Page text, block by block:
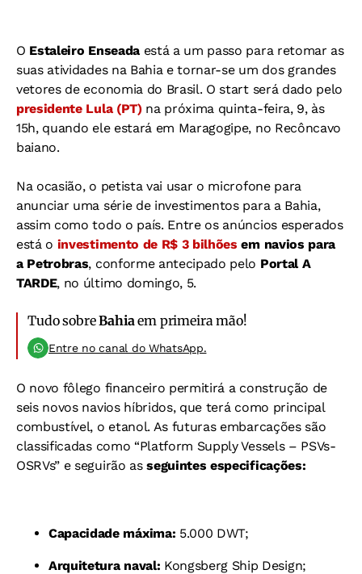
O Estaleiro Enseada está a um passo para retomar as
suas atividades na Bahia e tornar-se um dos grandes
vetores de economia do Brasil. O start será dado pelo
presidente Lula (PT)na próxima quinta-feira, 9, às
15h, quando ele estará em Maragogipe, no Recôncavo
baiano.
Na ocasião, o petista vai usar o microfone para
anunciar uma série de investimentos para a Bahia,
assim como todo o país. Entre os anúncios esperados
está o investimento de R$ 3 bilhões em navios para
a Petrobras, conforme antecipado pelo Portal A
TARDE, no último domingo, 5.
Tudo sobreBahiaem primeira mão!
Entre no canal do WhatsApp.
O novo fôlego financeiro permitirá a construção de
seis novos navios híbridos, que terá como principal
combustível, o etanol. As futuras embarcações são
classificadas como “Platform Supply Vessels – PSVs-
OSRVs” e seguirão asseguintes especificações:
Capacidade máxima: 5.000 DWT;
Arquitetura naval: Kongsberg Ship Design;